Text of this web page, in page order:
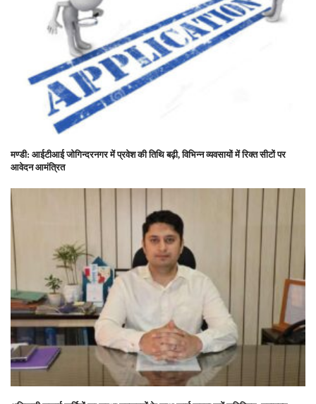
मण्डी: आईटीआई जोगिन्दरनगर में प्रवेश की तिथि बढ़ी, विभिन्न व्यवसायों में रिक्त सीटों पर
आवेदन आमंत्रित